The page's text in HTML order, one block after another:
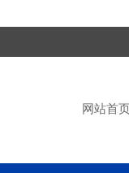
网站首